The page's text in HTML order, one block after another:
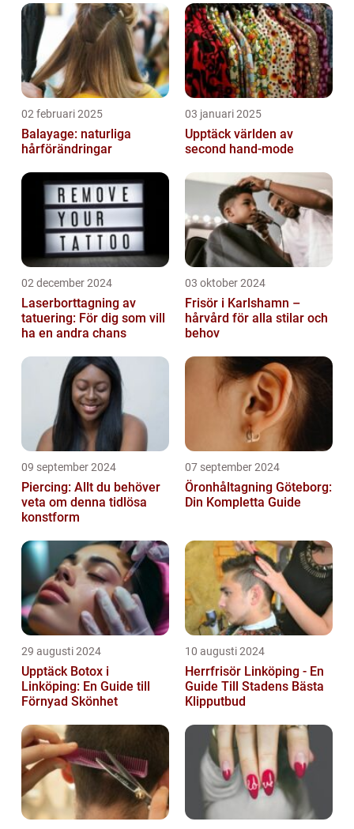
02 februari 2025
Balayage: naturliga
hårförändringar
03 januari 2025
Upptäck världen av
second hand-mode
02 december 2024
Laserborttagning av
tatuering: För dig som vill
ha en andra chans
03 oktober 2024
Frisör i Karlshamn –
hårvård för alla stilar och
behov
09 september 2024
Piercing: Allt du behöver
veta om denna tidlösa
konstform
07 september 2024
Öronhåltagning Göteborg:
Din Kompletta Guide
29 augusti 2024
Upptäck Botox i
Linköping: En Guide till
Förnyad Skönhet
10 augusti 2024
Herrfrisör Linköping - En
Guide Till Stadens Bästa
Klipputbud